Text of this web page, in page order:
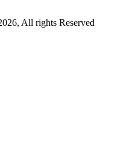
All rights Reserved